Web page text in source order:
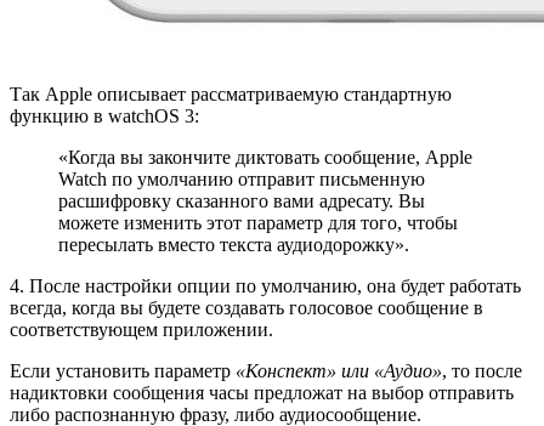
Так Apple описывает рассматриваемую стандартную
функцию в watchOS 3:
«Когда вы закончите диктовать сообщение, Apple
Watch по умолчанию отправит письменную
расшифровку сказанного вами адресату. Вы
можете изменить этот параметр для того, чтобы
пересылать вместо текста аудиодорожку».
4. После настройки опции по умолчанию, она будет работать
всегда, когда вы будете создавать голосовое сообщение в
соответствующем приложении.
Если установить параметр «Конспект» или «Аудио», то после
надиктовки сообщения часы предложат на выбор отправить
либо распознанную фразу, либо аудиосообщение.